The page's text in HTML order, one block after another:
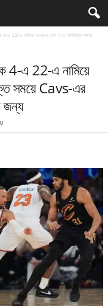
এ 22-এ নামিয়ে এনেছেন গেম 1-এ অতিরিক্ত সময়ে
4-এ 22-এ নামিয়ে
সময়ে Cavs-এর
জন্য
0